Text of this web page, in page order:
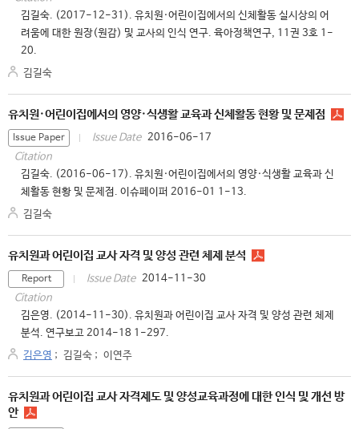
김길숙. (2017-12-31). 유치원·어린이집에서의 신체활동 실시상의 어
려움에 대한 원장(원감) 및 교사의 인식 연구. 육아정책연구, 11권 3호 1-
20.
김길숙
유치원·어린이집에서의 영양·식생활 교육과 신체활동 현황 및 문제점
Issue Paper Issue Date 2016-06-17
Citation
김길숙. (2016-06-17). 유치원·어린이집에서의 영양·식생활 교육과 신
체활동 현황 및 문제점. 이슈페이퍼 2016-01 1-13.
김길숙
유치원과 어린이집 교사 자격 및 양성 관련 체제 분석
Report Issue Date 2014-11-30
Citation
김은영. (2014-11-30). 유치원과 어린이집 교사 자격 및 양성 관련 체제
분석. 연구보고 2014-18 1-297.
김은영 ; 김길숙 ; 이연주
유치원과 어린이집 교사 자격제도 및 양성교육과정에 대한 인식 및 개선 방
안